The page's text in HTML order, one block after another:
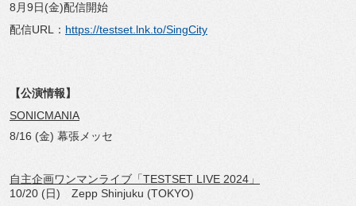
8月9日(金)配信開始
配信URL： https://testset.lnk.to/SingCity
【公演情報】
SONICMANIA
8/16 (金) 幕張メッセ
自主企画ワンマンライブ「TESTSET LIVE 2024」
10/20 (日) Zepp Shinjuku (TOKYO)